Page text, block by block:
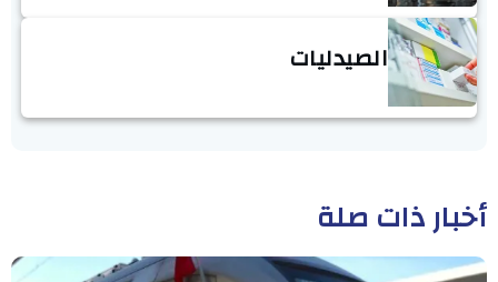
الصيدليات
أخبار ذات صلة